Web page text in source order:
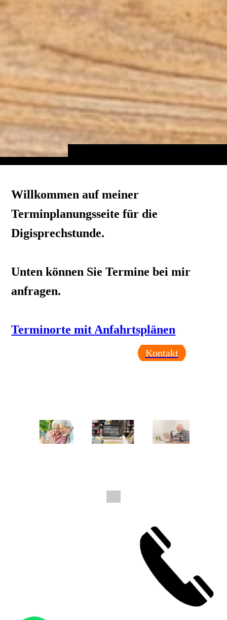
Willkommen auf meiner
Terminplanungsseite für die
Digisprechstunde.
Unten können Sie Termine bei mir
anfragen.
Terminorte mit Anfahrtsplänen
Kontakt